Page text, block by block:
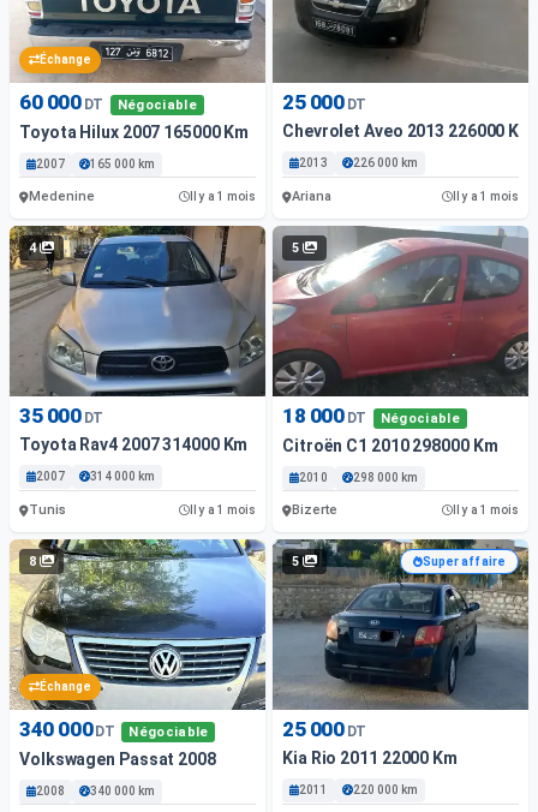
Échange
60 000 DT Négociable
Toyota Hilux 2007 165000 Km
2007 165 000 km
Medenine Il y a 1 mois
25 000 DT
Chevrolet Aveo 2013 226000 Km
2013 226 000 km
Ariana Il y a 1 mois
4
35 000 DT
Toyota Rav4 2007 314000 Km
2007 314 000 km
Tunis Il y a 1 mois
5
18 000 DT Négociable
Citroën C1 2010 298000 Km
2010 298 000 km
Bizerte Il y a 1 mois
8
Échange
340 000DT Négociable
Volkswagen Passat 2008
2008 340 000 km
5 Super affaire
25 000 DT
Kia Rio 2011 22000 Km
2011 220 000 km